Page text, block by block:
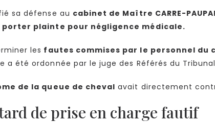
sa défense au cabinet de Maître CARRE-
plainte pour négligence médicale.
les fautes commises par le personnel
a été ordonnée par le juge des Référés du
de la queue de cheval avait directement
de prise en charge fautif